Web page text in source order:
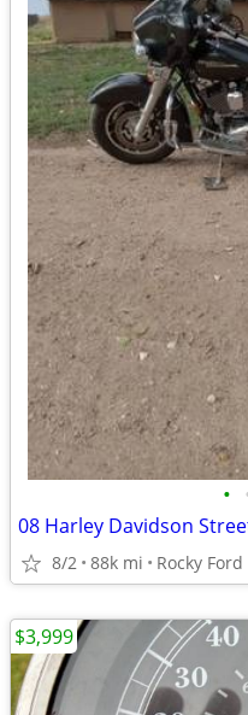
•
08 Harley Davidson
8/2 88k mi Rocky Ford
$3,999